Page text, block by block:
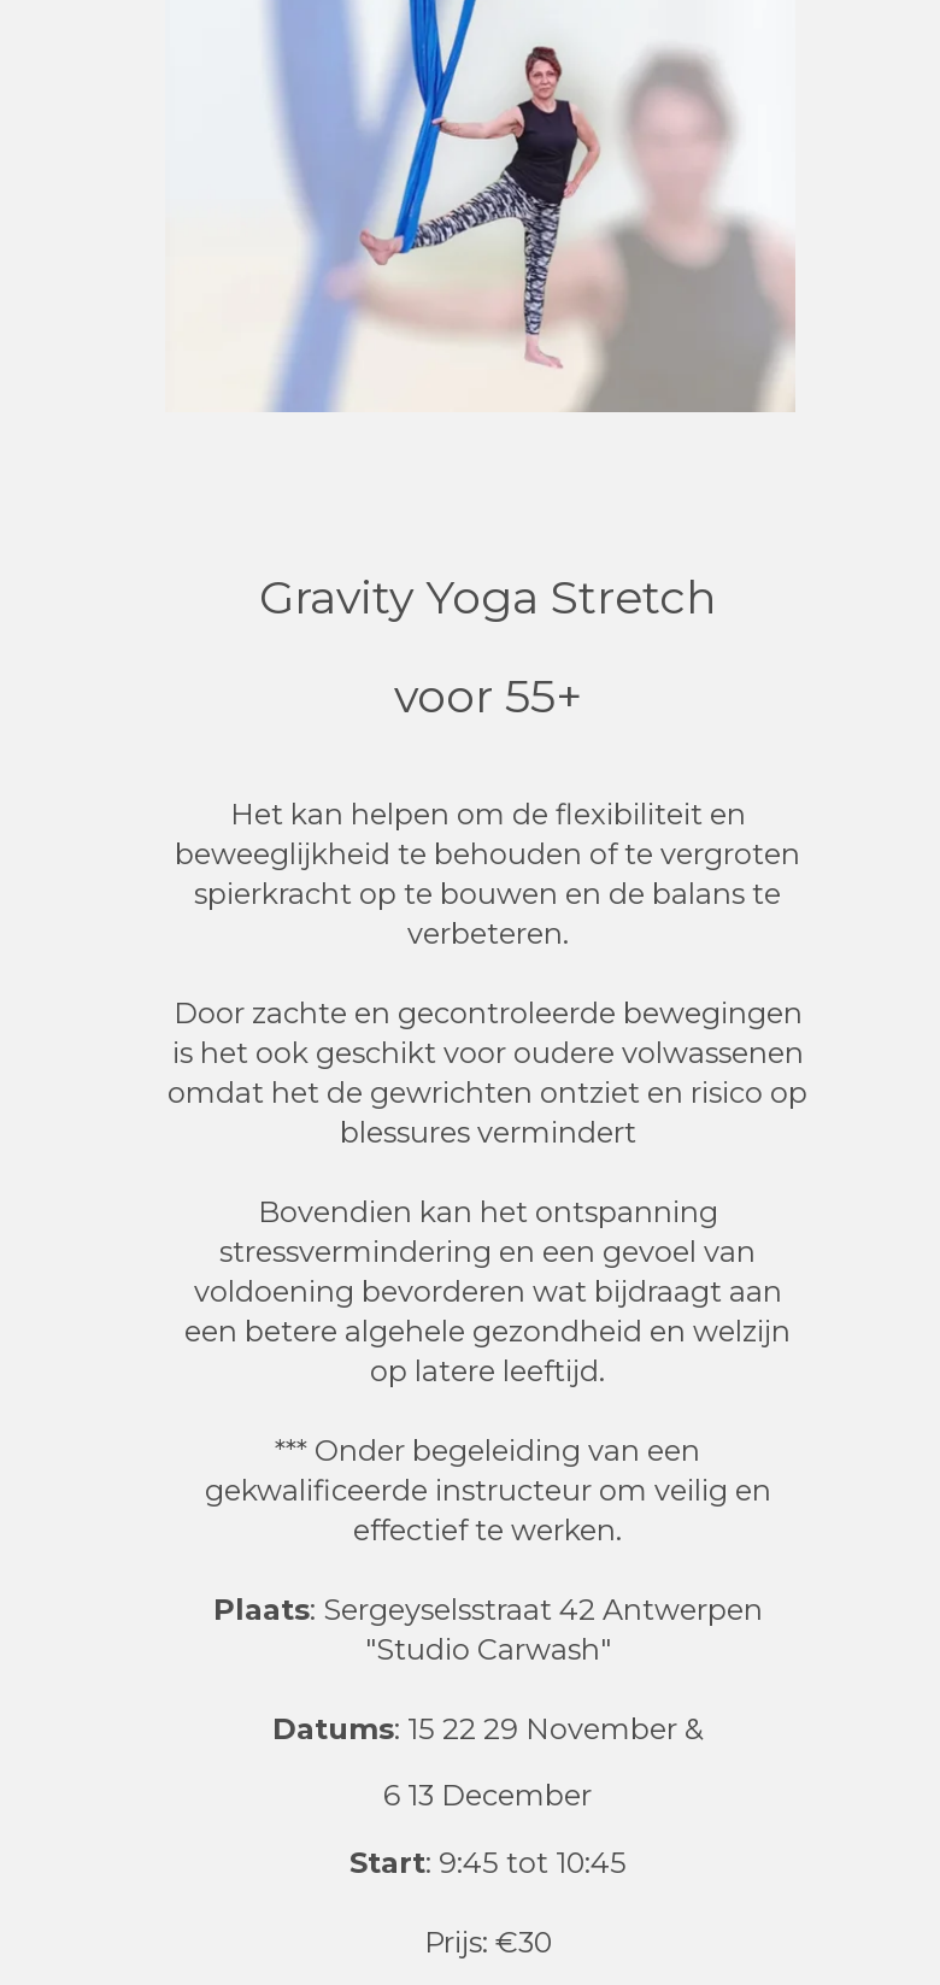
Gravity Yoga Stretch
voor 55+
Het kan helpen om de flexibiliteit en
beweeglijkheid te behouden of te vergroten
spierkracht op te bouwen en de balans te
verbeteren.
Door zachte en gecontroleerde bewegingen
is het ook geschikt voor oudere volwassenen
omdat het de gewrichten ontziet en risico op
blessures vermindert
Bovendien kan het ontspanning
stressvermindering en een gevoel van
voldoening bevorderen wat bijdraagt aan
een betere algehele gezondheid en welzijn
op latere leeftijd.
*** Onder begeleiding van een
gekwalificeerde instructeur om veilig en
effectief te werken.
Plaats: Sergeyselsstraat 42 Antwerpen
"Studio Carwash"
Datums: 15 22 29 November &
6 13 December
Start: 9:45 tot 10:45
Prijs: €30